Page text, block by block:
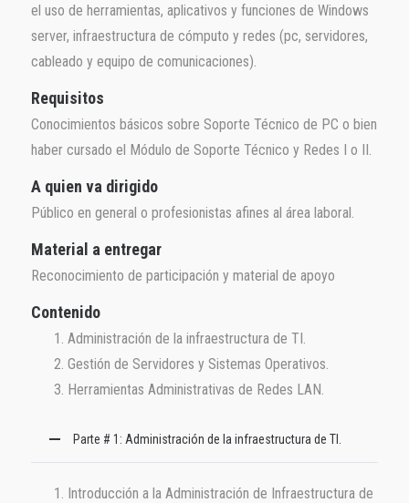
el uso de herramientas, aplicativos y funciones de Windows
server, infraestructura de cómputo y redes (pc, servidores,
cableado y equipo de comunicaciones).
Requisitos
Conocimientos básicos sobre Soporte Técnico de PC o bien
haber cursado el Módulo de Soporte Técnico y Redes I o II.
A quien va dirigido
Público en general o profesionistas afines al área laboral.
Material a entregar
Reconocimiento de participación y material de apoyo
Contenido
Administración de la infraestructura de TI.
Gestión de Servidores y Sistemas Operativos.
Herramientas Administrativas de Redes LAN.
Parte # 1: Administración de la infraestructura de TI.
Introducción a la Administración de Infraestructura de